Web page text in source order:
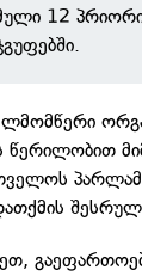
12
წერილობით